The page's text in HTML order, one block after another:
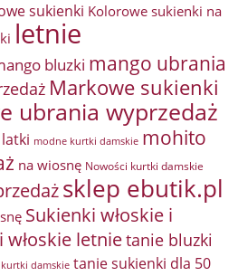
sukienki Kolorowe sukienki na
letnie
bluzki mango ubrania
Markowe sukienki
ubrania wyprzedaż
modne kurtki damskie mohito
na wiosnę Nowości kurtki damskie
sklep ebutik.pl
Sukienki włoskie i
włoskie letnietanie bluzki
damskie tanie sukienki dla 50